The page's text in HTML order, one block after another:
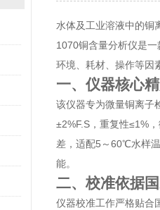
水体及工业溶液中的铜
1070铜含量分析仪是
环境、耗材、操作等因
一、仪器核心
该仪器专为微量铜离子
±2%F.S，重复性≤1%
差，适配5～60℃水样
能。
二、校准依据
仪器校准工作严格贴合